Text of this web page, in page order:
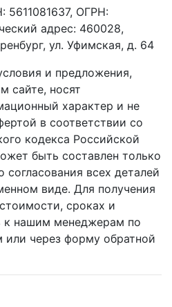
ОГРН:
адрес: 460028,
ул. Уфимская, д. 64
и предложения,
сайте, носят
характер и не
в соответствии со
кодекса Российской
быть составлен только
согласования всех деталей
виде. Для получения
сроках и
к нашим менеджерам по
или через форму обратной